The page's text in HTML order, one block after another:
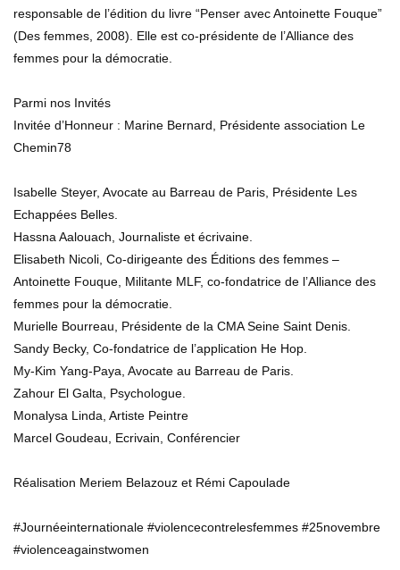
Journée internationale de lutte contre les violences
faites aux femmes – by Coworking Channel
68.8K
145
responsable de l’édition du livre “Penser avec Antoinette Fouque”
(Des femmes, 2008). Elle est co-présidente de l’Alliance des
femmes pour la démocratie.
Parmi nos Invités
Invitée d’Honneur : Marine Bernard, Présidente association Le
Chemin78
Isabelle Steyer, Avocate au Barreau de Paris, Présidente Les
Echappées Belles.
Hassna Aalouach, Journaliste et écrivaine.
Elisabeth Nicoli, Co-dirigeante des Éditions des femmes –
Antoinette Fouque, Militante MLF, co-fondatrice de l’Alliance des
femmes pour la démocratie.
Murielle Bourreau, Présidente de la CMA Seine Saint Denis.
Sandy Becky, Co-fondatrice de l’application He Hop.
My-Kim Yang-Paya, Avocate au Barreau de Paris.
Zahour El Galta, Psychologue.
Monalysa Linda, Artiste Peintre
Marcel Goudeau, Ecrivain, Conférencier
Réalisation Meriem Belazouz et Rémi Capoulade
#Journéeinternationale #violencecontrelesfemmes #25novembre
#violenceagainstwomen